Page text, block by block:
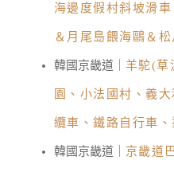
海邊度假村斜坡滑
＆月尾島餵海鷗＆
韓國京畿道｜ 羊駝(草
園、小法國村、義
纜車、鐵路自行車、
韓國京畿道｜ 京畿道